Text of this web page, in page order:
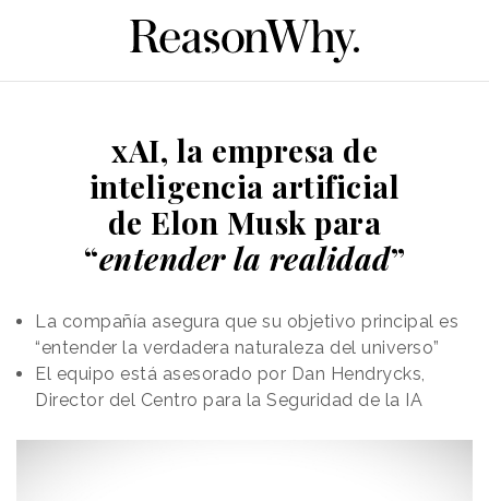
xAI, la empresa de
inteligencia artificial
de Elon Musk para
“entender la realidad”
La compañía asegura que su objetivo principal es
“entender la verdadera naturaleza del universo”
El equipo está asesorado por Dan Hendrycks,
Director del Centro para la Seguridad de la IA